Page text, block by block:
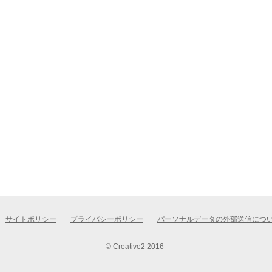
サイトポリシー プライバシーポリシー パーソナルデータの外部送信につ
© Creative2 2016-